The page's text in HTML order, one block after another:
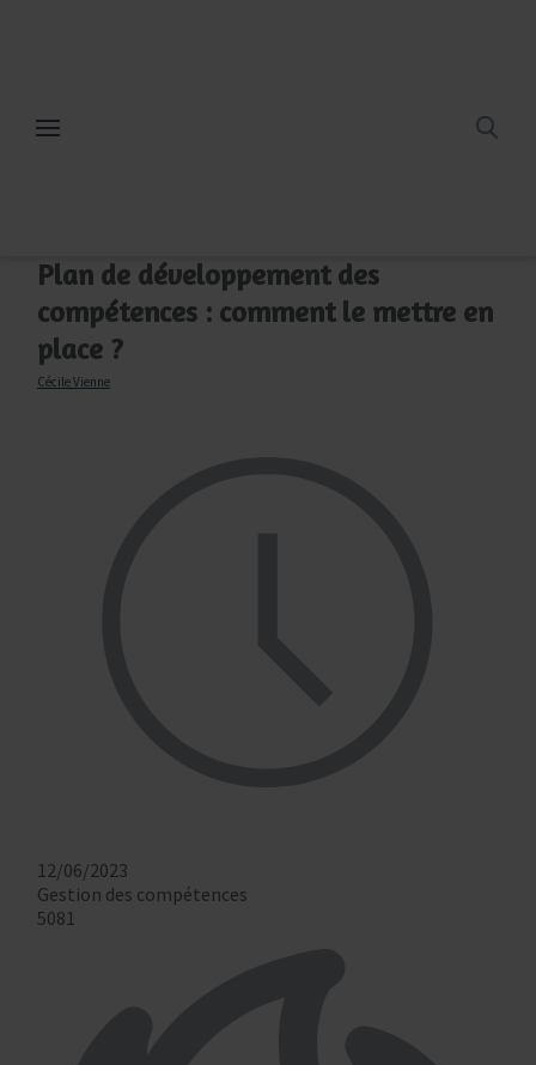
Plan de développement des
compétences : comment le mettre en
place ?
Cécile Vienne
12/06/2023
Gestion des compétences
5081